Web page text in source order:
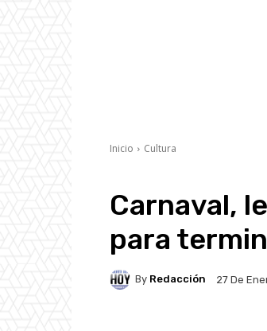
Inicio Cultura
Carnaval,
para
By Redacción 27 De